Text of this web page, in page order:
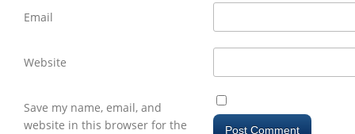
Email
Website
Save my name, email, and
website in this browser for the